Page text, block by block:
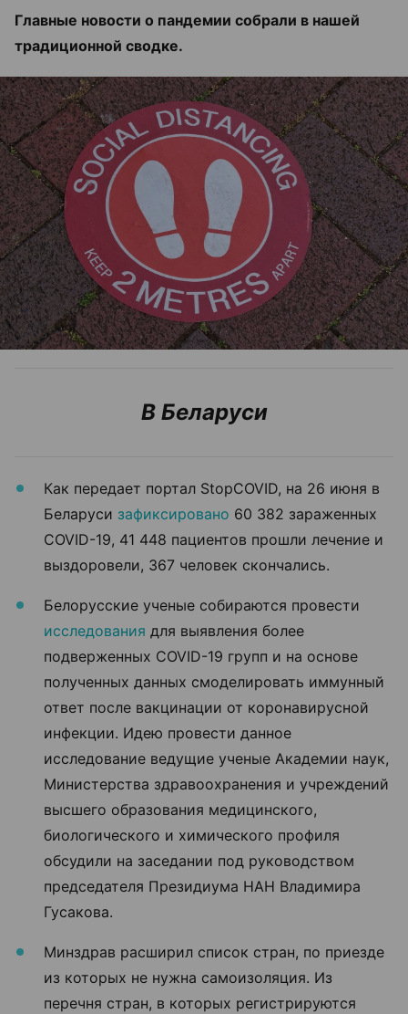
Главные новости о пандемии собрали в нашей
традиционной сводке.
В Беларуси
Как передает портал StopCOVID, на 26 июня в
Беларуси зафиксировано 60 382 зараженных
COVID-19, 41 448 пациентов прошли лечение и
выздоровели, 367 человек скончались.
Белорусские ученые собираются провести
исследования для выявления более
подверженных COVID-19 групп и на основе
полученных данных смоделировать иммунный
ответ после вакцинации от коронавирусной
инфекции. Идею провести данное
исследование ведущие ученые Академии наук,
Министерства здравоохранения и учреждений
высшего образования медицинского,
биологического и химического профиля
обсудили на заседании под руководством
председателя Президиума НАН Владимира
Гусакова.
Минздрав расширил список стран, по приезде
из которых не нужна самоизоляция. Из
перечня стран, в которых регистрируются